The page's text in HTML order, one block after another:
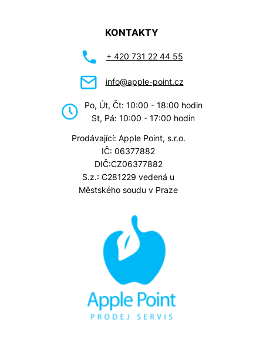
KONTAKTY
+ 420 731 22 44 55
info@apple-point.cz
Po, Út, Čt: 10:00 - 18:00 hodin
St, Pá: 10:00 - 17:00 hodin
Prodávající: Apple Point, s.r.o.
IČ: 06377882
DIČ:CZ06377882
S.z.: C281229 vedená u
Městského soudu v Praze